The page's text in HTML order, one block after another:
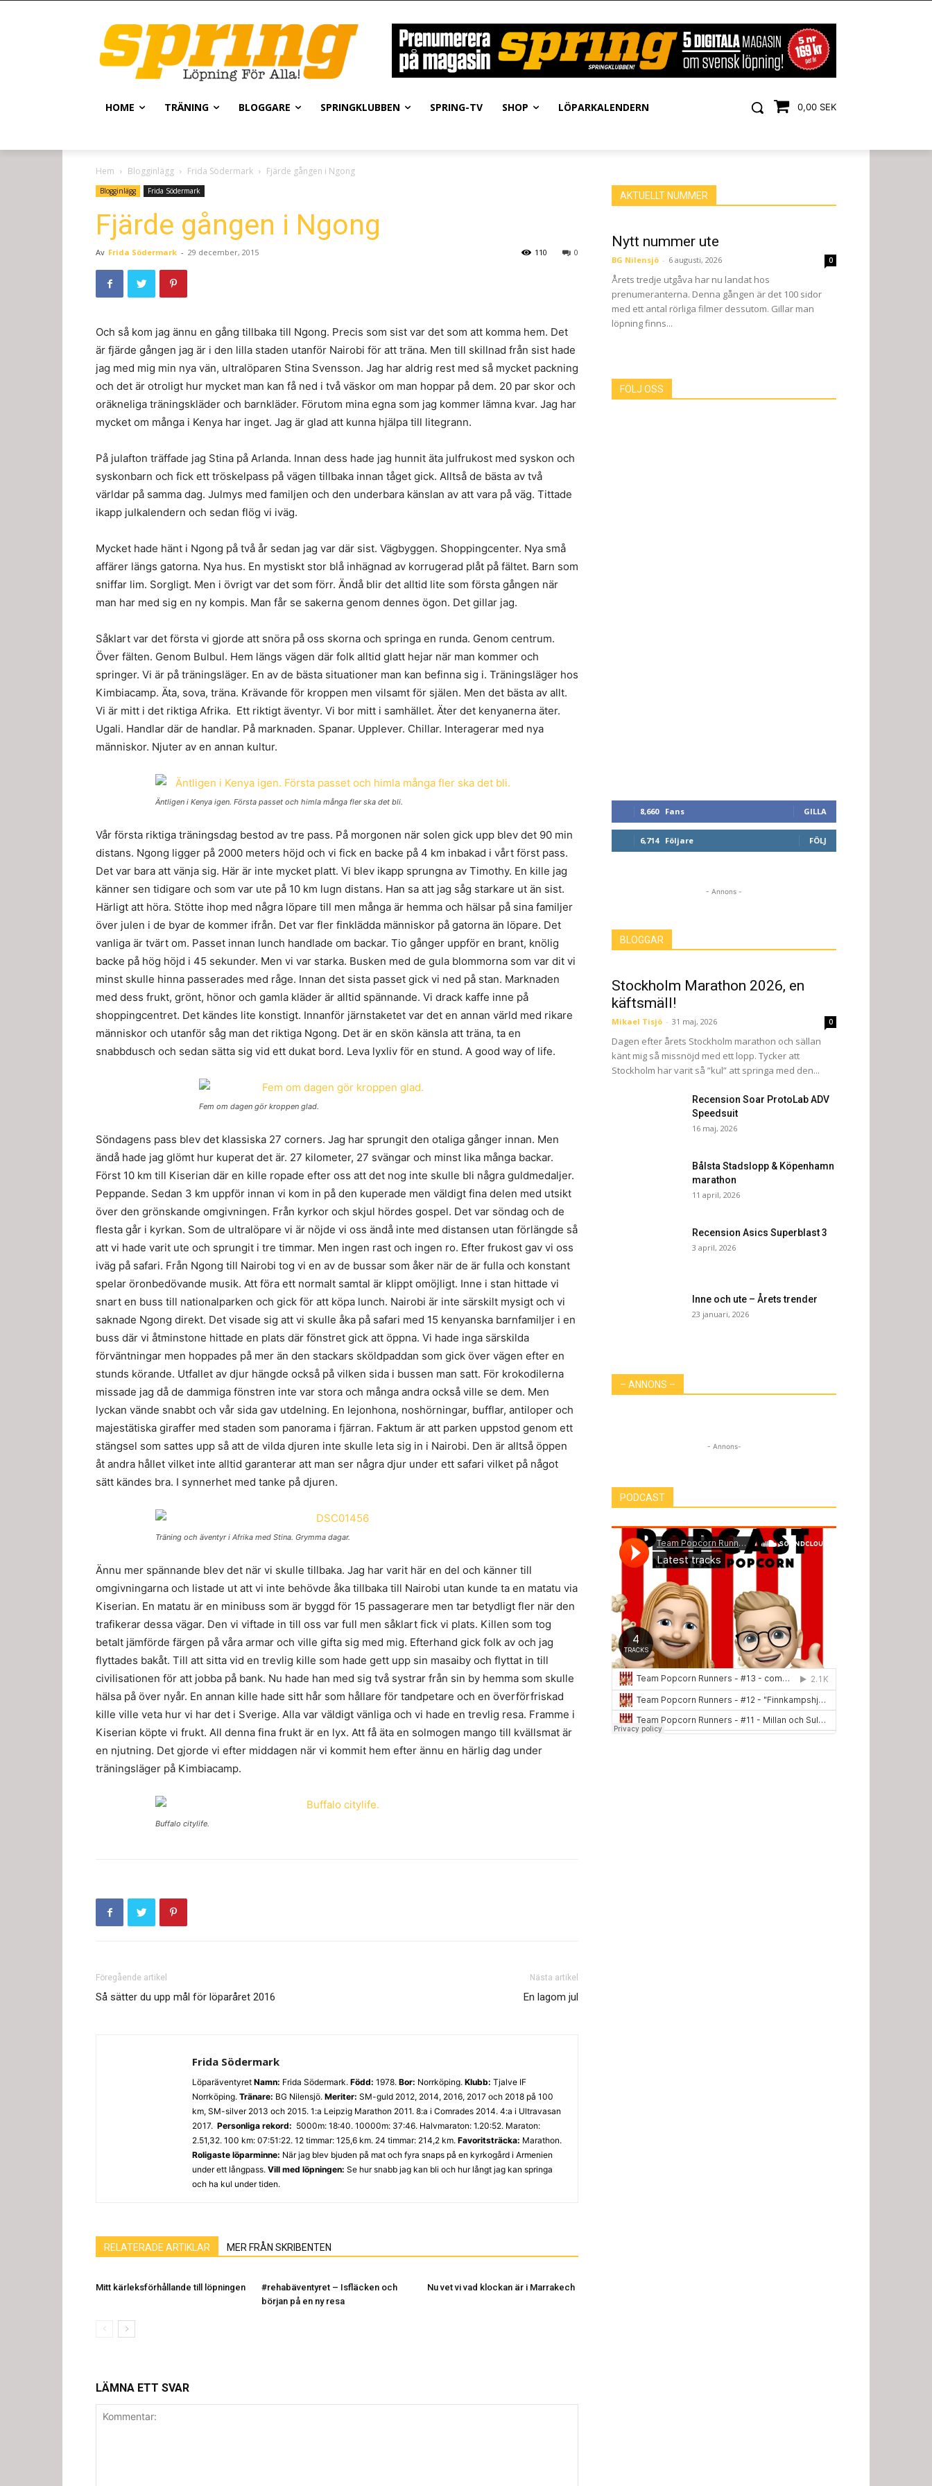
0,00 SEK
HOME TRÄNING BLOGGARE SPRINGKLUBBEN SPRING-TV SHOP LÖPARKALENDERN
Hem Blogginlägg Frida Södermark Fjärde gången i Ngong
Blogginlägg Frida Södermark
Fjärde gången i Ngong
Av Frida Södermark - 29 december, 2015 0
110
Och så kom jag ännu en gång tillbaka till Ngong. Precis som sist var det som att komma hem. Det
är fjärde gången jag är i den lilla staden utanför Nairobi för att träna. Men till skillnad från sist hade
jag med mig min nya vän, ultralöparen Stina Svensson. Jag har aldrig rest med så mycket packning
och det är otroligt hur mycket man kan få ned i två väskor om man hoppar på dem. 20 par skor och
oräkneliga träningskläder och barnkläder. Förutom mina egna som jag kommer lämna kvar. Jag har
mycket om många i Kenya har inget. Jag är glad att kunna hjälpa till litegrann.
På julafton träffade jag Stina på Arlanda. Innan dess hade jag hunnit äta julfrukost med syskon och
syskonbarn och fick ett tröskelpass på vägen tillbaka innan tåget gick. Alltså de bästa av två
världar på samma dag. Julmys med familjen och den underbara känslan av att vara på väg. Tittade
ikapp julkalendern och sedan flög vi iväg.
Mycket hade hänt i Ngong på två år sedan jag var där sist. Vägbyggen. Shoppingcenter. Nya små
affärer längs gatorna. Nya hus. En mystiskt stor blå inhägnad av korrugerad plåt på fältet. Barn som
sniffar lim. Sorgligt. Men i övrigt var det som förr. Ändå blir det alltid lite som första gången när
man har med sig en ny kompis. Man får se sakerna genom dennes ögon. Det gillar jag.
Såklart var det första vi gjorde att snöra på oss skorna och springa en runda. Genom centrum.
Över fälten. Genom Bulbul. Hem längs vägen där folk alltid glatt hejar när man kommer och
springer. Vi är på träningsläger. En av de bästa situationer man kan befinna sig i. Träningsläger hos
Kimbiacamp. Äta, sova, träna. Krävande för kroppen men vilsamt för själen. Men det bästa av allt.
Vi är mitt i det riktiga Afrika. Ett riktigt äventyr. Vi bor mitt i samhället. Äter det kenyanerna äter.
Ugali. Handlar där de handlar. På marknaden. Spanar. Upplever. Chillar. Interagerar med nya
människor. Njuter av en annan kultur.
Äntligen i Kenya igen. Första passet och himla många fler ska det bli.
Vår första riktiga träningsdag bestod av tre pass. På morgonen när solen gick upp blev det 90 min
distans. Ngong ligger på 2000 meters höjd och vi fick en backe på 4 km inbakad i vårt först pass.
Det var bara att vänja sig. Här är inte mycket platt. Vi blev ikapp sprungna av Timothy. En kille jag
känner sen tidigare och som var ute på 10 km lugn distans. Han sa att jag såg starkare ut än sist.
Härligt att höra. Stötte ihop med några löpare till men många är hemma och hälsar på sina familjer
över julen i de byar de kommer ifrån. Det var fler finklädda människor på gatorna än löpare. Det
vanliga är tvärt om. Passet innan lunch handlade om backar. Tio gånger uppför en brant, knölig
backe på hög höjd i 45 sekunder. Men vi var starka. Busken med de gula blommorna som var dit vi
minst skulle hinna passerades med råge. Innan det sista passet gick vi ned på stan. Marknaden
med dess frukt, grönt, hönor och gamla kläder är alltid spännande. Vi drack kaffe inne på
shoppingcentret. Det kändes lite konstigt. Innanför järnstaketet var det en annan värld med rikare
människor och utanför såg man det riktiga Ngong. Det är en skön känsla att träna, ta en
snabbdusch och sedan sätta sig vid ett dukat bord. Leva lyxliv för en stund. A good way of life.
Fem om dagen gör kroppen glad.
Söndagens pass blev det klassiska 27 corners. Jag har sprungit den otaliga gånger innan. Men
ändå hade jag glömt hur kuperat det är. 27 kilometer, 27 svängar och minst lika många backar.
Först 10 km till Kiserian där en kille ropade efter oss att det nog inte skulle bli några guldmedaljer.
Peppande. Sedan 3 km uppför innan vi kom in på den kuperade men väldigt fina delen med utsikt
över den grönskande omgivningen. Från kyrkor och skjul hördes gospel. Det var söndag och de
flesta går i kyrkan. Som de ultralöpare vi är nöjde vi oss ändå inte med distansen utan förlängde så
att vi hade varit ute och sprungit i tre timmar. Men ingen rast och ingen ro. Efter frukost gav vi oss
iväg på safari. Från Ngong till Nairobi tog vi en av de bussar som åker när de är fulla och konstant
spelar öronbedövande musik. Att föra ett normalt samtal är klippt omöjligt. Inne i stan hittade vi
snart en buss till nationalparken och gick för att köpa lunch. Nairobi är inte särskilt mysigt och vi
saknade Ngong direkt. Det visade sig att vi skulle åka på safari med 15 kenyanska barnfamiljer i en
buss där vi åtminstone hittade en plats där fönstret gick att öppna. Vi hade inga särskilda
förväntningar men hoppades på mer än den stackars sköldpaddan som gick över vägen efter en
stunds körande. Utfallet av djur hängde också på vilken sida i bussen man satt. För krokodilerna
missade jag då de dammiga fönstren inte var stora och många andra också ville se dem. Men
lyckan vände snabbt och vår sida gav utdelning. En lejonhona, noshörningar, bufflar, antiloper och
majestätiska giraffer med staden som panorama i fjärran. Faktum är att parken uppstod genom ett
stängsel som sattes upp så att de vilda djuren inte skulle leta sig in i Nairobi. Den är alltså öppen
åt andra hållet vilket inte alltid garanterar att man ser några djur under ett safari vilket på något
sätt kändes bra. I synnerhet med tanke på djuren.
Träning och äventyr i Afrika med Stina. Grymma dagar.
Ännu mer spännande blev det när vi skulle tillbaka. Jag har varit här en del och känner till
omgivningarna och listade ut att vi inte behövde åka tillbaka till Nairobi utan kunde ta en matatu via
Kiserian. En matatu är en minibuss som är byggd för 15 passagerare men tar betydligt fler när den
trafikerar dessa vägar. Den vi viftade in till oss var full men såklart fick vi plats. Killen som tog
betalt jämförde färgen på våra armar och ville gifta sig med mig. Efterhand gick folk av och jag
flyttades bakåt. Till att sitta vid en trevlig kille som hade gett upp sin masaiby och flyttat in till
civilisationen för att jobba på bank. Nu hade han med sig två systrar från sin by hemma som skulle
hälsa på över nyår. En annan kille hade sitt hår som hållare för tandpetare och en överförfriskad
kille ville veta hur vi har det i Sverige. Alla var väldigt vänliga och vi hade en trevlig resa. Framme i
Kiserian köpte vi frukt. All denna fina frukt är en lyx. Att få äta en solmogen mango till kvällsmat är
en njutning. Det gjorde vi efter middagen när vi kommit hem efter ännu en härlig dag under
träningsläger på Kimbiacamp.
Buffalo citylife.
Föregående artikel
Så sätter du upp mål för löparåret 2016
Nästa artikel
En lagom jul
Frida Södermark
Löparäventyret Namn: Frida Södermark. Född: 1978. Bor: Norrköping. Klubb: Tjalve IF
Norrköping. Tränare: BG Nilensjö. Meriter: SM-guld 2012, 2014, 2016, 2017 och 2018 på 100
km, SM-silver 2013 och 2015. 1:a Leipzig Marathon 2011. 8:a i Comrades 2014. 4:a i Ultravasan
2017. Personliga rekord: 5000m: 18:40. 10000m: 37:46. Halvmaraton: 1.20:52. Maraton:
2.51,32. 100 km: 07:51:22. 12 timmar: 125,6 km. 24 timmar: 214,2 km. Favoritsträcka: Marathon.
Roligaste löparminne: När jag blev bjuden på mat och fyra snaps på en kyrkogård i Armenien
under ett långpass. Vill med löpningen: Se hur snabb jag kan bli och hur långt jag kan springa
och ha kul under tiden.
RELATERADE ARTIKLAR MER FRÅN SKRIBENTEN
Mitt kärleksförhållande till löpningen
#rehabäventyret – Isfläcken och
början på en ny resa
Nu vet vi vad klockan är i Marrakech
LÄMNA ETT SVAR
AKTUELLT NUMMER
Nytt nummer ute
BG Nilensjö - 6 augusti, 2026 0
Årets tredje utgåva har nu landat hos
prenumeranterna. Denna gången är det 100 sidor
med ett antal rörliga filmer dessutom. Gillar man
löpning finns...
FÖLJ OSS
8,660 Fans GILLA
6,714 Följare FÖLJ
- Annons -
BLOGGAR
Stockholm Marathon 2026, en
käftsmäll!
Mikael Tisjö - 31 maj, 2026 0
Dagen efter årets Stockholm marathon och sällan
känt mig så missnöjd med ett lopp. Tycker att
Stockholm har varit så ”kul” att springa med den...
Recension Soar ProtoLab ADV
Speedsuit
16 maj, 2026
Bålsta Stadslopp & Köpenhamn
marathon
11 april, 2026
Recension Asics Superblast 3
3 april, 2026
Inne och ute – Årets trender
23 januari, 2026
– ANNONS –
- Annons-
PODCAST